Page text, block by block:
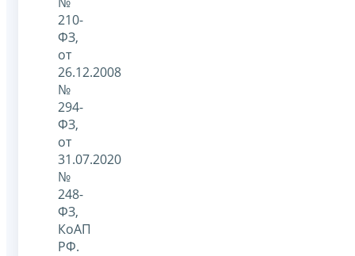
210-
ФЗ,
от
26.12.2008
№
294-
ФЗ,
от
31.07.2020
№
248-
ФЗ,
КоАП
РФ.